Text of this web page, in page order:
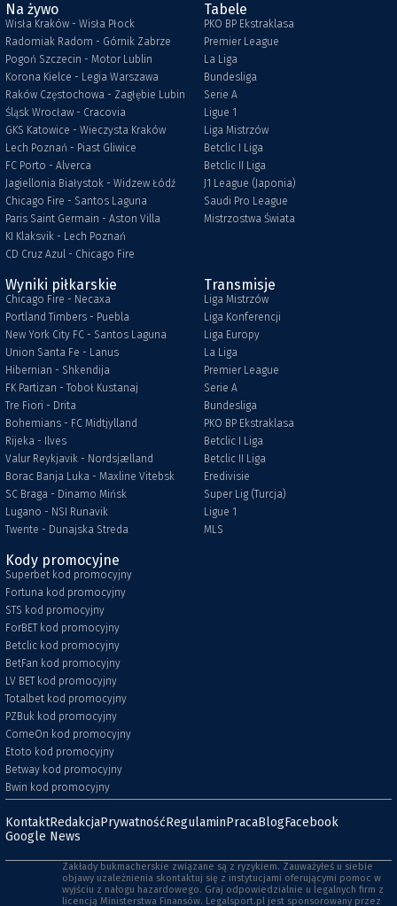
Na żywo
Wisła Kraków - Wisła Płock
Radomiak Radom - Górnik Zabrze
Pogoń Szczecin - Motor Lublin
Korona Kielce - Legia Warszawa
Raków Częstochowa - Zagłębie Lubin
Śląsk Wrocław - Cracovia
GKS Katowice - Wieczysta Kraków
Lech Poznań - Piast Gliwice
FC Porto - Alverca
Jagiellonia Białystok - Widzew Łódź
Chicago Fire - Santos Laguna
Paris Saint Germain - Aston Villa
KI Klaksvik - Lech Poznań
CD Cruz Azul - Chicago Fire
Tabele
PKO BP Ekstraklasa
Premier League
La Liga
Bundesliga
Serie A
Ligue 1
Liga Mistrzów
Betclic I Liga
Betclic II Liga
J1 League (Japonia)
Saudi Pro League
Mistrzostwa Świata
Wyniki piłkarskie
Chicago Fire - Necaxa
Portland Timbers - Puebla
New York City FC - Santos Laguna
Union Santa Fe - Lanus
Hibernian - Shkendija
FK Partizan - Toboł Kustanaj
Tre Fiori - Drita
Bohemians - FC Midtjylland
Rijeka - Ilves
Valur Reykjavik - Nordsjælland
Borac Banja Luka - Maxline Vitebsk
SC Braga - Dinamo Mińsk
Lugano - NSI Runavik
Twente - Dunajska Streda
Transmisje
Liga Mistrzów
Liga Konferencji
Liga Europy
La Liga
Premier League
Serie A
Bundesliga
PKO BP Ekstraklasa
Betclic I Liga
Betclic II Liga
Eredivisie
Super Lig (Turcja)
Ligue 1
MLS
Kody promocyjne
Superbet kod promocyjny
Fortuna kod promocyjny
STS kod promocyjny
ForBET kod promocyjny
Betclic kod promocyjny
BetFan kod promocyjny
LV BET kod promocyjny
Totalbet kod promocyjny
PZBuk kod promocyjny
ComeOn kod promocyjny
Etoto kod promocyjny
Betway kod promocyjny
Bwin kod promocyjny
KontaktRedakcjaPrywatnośćRegulaminPracaBlogFacebook
Google News
Zakłady bukmacherskie związane są z ryzykiem. Zauważyłeś u siebie
objawy uzależnienia skontaktuj się z instytucjami oferującymi pomoc w
wyjściu z nałogu hazardowego. Graj odpowiedzialnie u legalnych firm z
licencją Ministerstwa Finansów. Legalsport.pl jest sponsorowany przez